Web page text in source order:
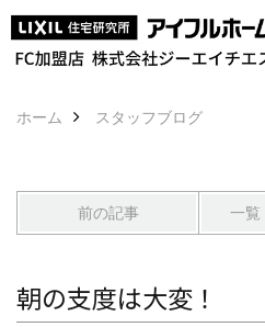
ホーム スタッフブログ
前の記事 一覧
朝の支度は大変！